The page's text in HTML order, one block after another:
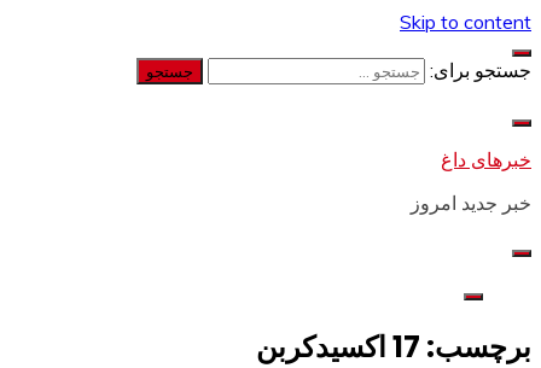
Skip to content
جستجو برای:
خبرهای داغ
خبر جدید امروز
برچسب: 17 اکسیدکربن